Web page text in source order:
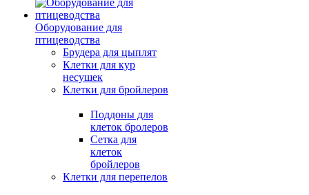
Оборудование для
птицеводства
Брудера для цыплят
Клетки для кур
несушек
Клетки для бройлеров
Поддоны для
клеток бролеров
Сетка для
клеток
бройлеров
Клетки для перепелов